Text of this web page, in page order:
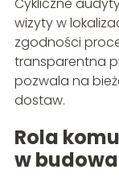
wizyty w
zgodności
transparentna
pozwala na
dostaw.
Rola
w